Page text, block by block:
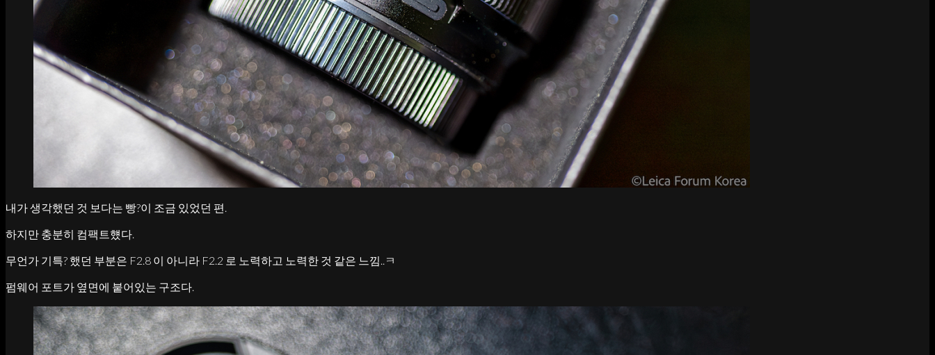
내가 생각했던 것 보다는 빵?이 조금 있었던 편.
하지만 충분히 컴팩트헀다.
무언가 기특? 했던 부분은 F2.8 이 아니라 F2.2 로 노력하고 노력한 것 같은 느낌..ㅋ
펌웨어 포트가 옆면에 붙어있는 구조다.